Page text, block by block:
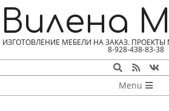
Skip
to
content
Вилена
ИЗГОТОВЛЕНИЕ МЕБЕЛИ НА ЗАКАЗ.
8-928-438-83-38
Search
MENU
Menu